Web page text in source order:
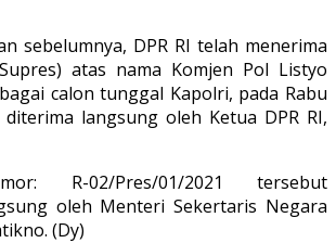
sebelumnya, DPR RI telah menerima
atas nama Komjen Pol Listyo
calon tunggal Kapolri, pada Rabu
langsung oleh Ketua DPR RI,
R-02/Pres/01/2021 tersebut
oleh Menteri Sekertaris Negara
(Dy)